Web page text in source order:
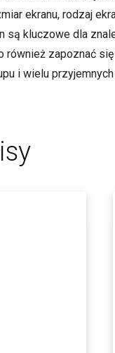
ekranu, rodzaj
kluczowe dla
również zapoznać
i wielu